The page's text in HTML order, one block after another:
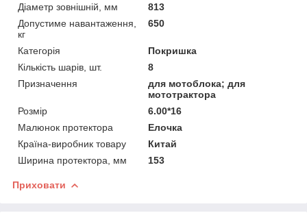
Діаметр зовнішній, мм
813
Допустиме навантаження,
кг
650
Категорія
Покришка
Кількість шарів, шт.
8
Призначення
для мотоблока; для
мототрактора
Розмір
6.00*16
Малюнок протектора
Елочка
Країна-виробник товару
Китай
Ширина протектора, мм
153
Приховати